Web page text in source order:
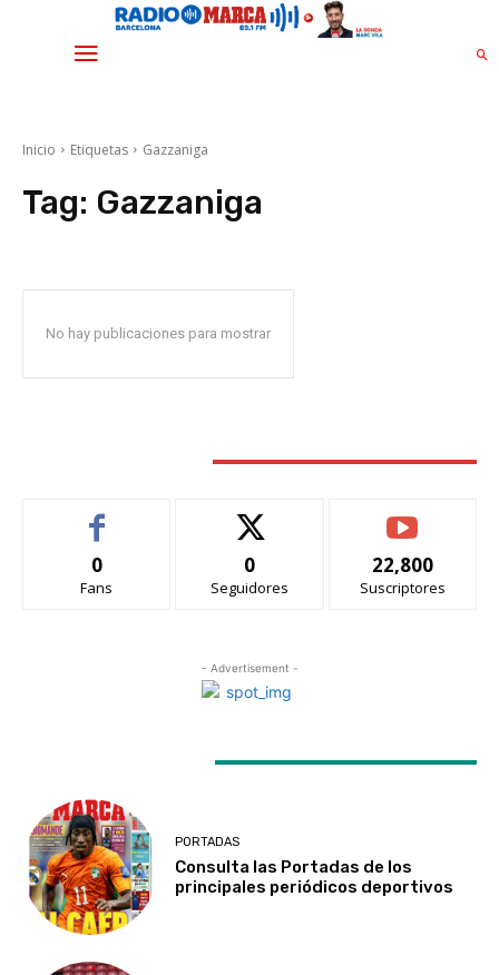
Inicio Etiquetas Gazzaniga
Tag: Gazzaniga
No hay publicaciones para mostrar
0
Fans
0
Seguidores
22,800
Suscriptores
- Advertisement -
PORTADAS
Consulta las Portadas de los
principales periódicos deportivos